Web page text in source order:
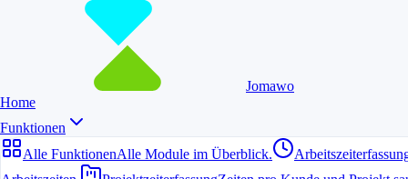
Jomawo
Home
Funktionen
Alle FunktionenAlle Module im Überblick.